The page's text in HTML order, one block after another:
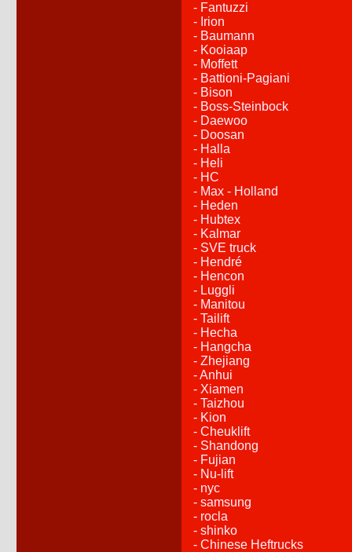
- Fantuzzi
- Irion
- Baumann
- Kooiaap
- Moffett
- Battioni-Pagiani
- Bison
- Boss-Steinbock
- Daewoo
- Doosan
- Halla
- Heli
- HC
- Max - Holland
- Heden
- Hubtex
- Kalmar
- SVE truck
- Hendré
- Hencon
- Luggli
- Manitou
- Tailift
- Hecha
- Hangcha
- Zhejiang
- Anhui
- Xiamen
- Taizhou
- Kion
- Cheuklift
- Shandong
- Fujian
- Nu-lift
- nyc
- samsung
- rocla
- shinko
- Chinese Heftrucks